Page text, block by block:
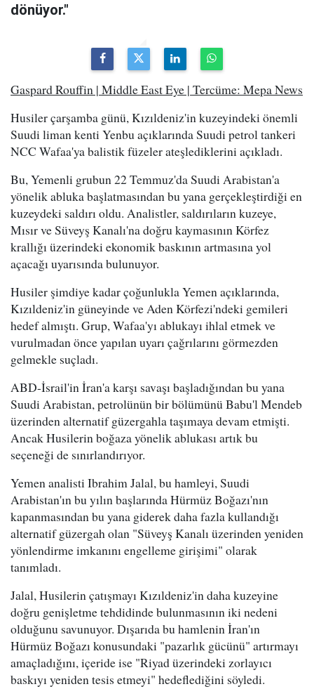
dönüyor."
Gaspard Rouffin | Middle East Eye | Tercüme: Mepa News
Husiler çarşamba günü, Kızıldeniz'in kuzeyindeki önemli
Suudi liman kenti Yenbu açıklarında Suudi petrol tankeri
NCC Wafaa'ya balistik füzeler ateşlediklerini açıkladı.
Bu, Yemenli grubun 22 Temmuz'da Suudi Arabistan'a
yönelik abluka başlatmasından bu yana gerçekleştirdiği en
kuzeydeki saldırı oldu. Analistler, saldırıların kuzeye,
Mısır ve Süveyş Kanalı'na doğru kaymasının Körfez
krallığı üzerindeki ekonomik baskının artmasına yol
açacağı uyarısında bulunuyor.
Husiler şimdiye kadar çoğunlukla Yemen açıklarında,
Kızıldeniz'in güneyinde ve Aden Körfezi'ndeki gemileri
hedef almıştı. Grup, Wafaa'yı ablukayı ihlal etmek ve
vurulmadan önce yapılan uyarı çağrılarını görmezden
gelmekle suçladı.
ABD-İsrail'in İran'a karşı savaşı başladığından bu yana
Suudi Arabistan, petrolünün bir bölümünü Babu'l Mendeb
üzerinden alternatif güzergahla taşımaya devam etmişti.
Ancak Husilerin boğaza yönelik ablukası artık bu
seçeneği de sınırlandırıyor.
Yemen analisti Ibrahim Jalal, bu hamleyi, Suudi
Arabistan'ın bu yılın başlarında Hürmüz Boğazı'nın
kapanmasından bu yana giderek daha fazla kullandığı
alternatif güzergah olan "Süveyş Kanalı üzerinden yeniden
yönlendirme imkanını engelleme girişimi" olarak
tanımladı.
Jalal, Husilerin çatışmayı Kızıldeniz'in daha kuzeyine
doğru genişletme tehdidinde bulunmasının iki nedeni
olduğunu savunuyor. Dışarıda bu hamlenin İran'ın
Hürmüz Boğazı konusundaki "pazarlık gücünü" artırmayı
amaçladığını, içeride ise "Riyad üzerindeki zorlayıcı
baskıyı yeniden tesis etmeyi" hedeflediğini söyledi.